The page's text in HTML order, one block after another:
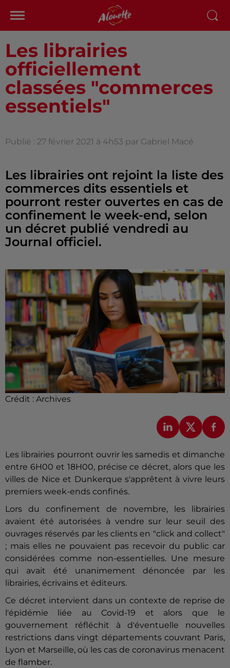
Les librairies
officiellement
classées "commerces
essentiels"
Publié : 27 février 2021 à 4h53 par Gabriel Macé
Les librairies ont rejoint la liste des
commerces dits essentiels et
pourront rester ouvertes en cas de
confinement le week-end, selon
un décret publié vendredi au
Journal officiel.
Crédit : Archives
Les librairies pourront ouvrir les samedis et dimanche
entre 6H00 et 18H00, précise ce décret, alors que les
villes de Nice et Dunkerque s'apprêtent à vivre leurs
premiers week-ends confinés.
Lors du confinement de novembre, les librairies
avaient été autorisées à vendre sur leur seuil des
ouvrages réservés par les clients en "click and collect"
; mais elles ne pouvaient pas recevoir du public car
considérées comme non-essentielles. Une mesure
qui avait été unanimement dénoncée par les
librairies, écrivains et éditeurs.
Ce décret intervient dans un contexte de reprise de
l'épidémie liée au Covid-19 et alors que le
gouvernement réfléchit à d'éventuelle nouvelles
restrictions dans vingt départements couvrant Paris,
Lyon et Marseille, où les cas de coronavirus menacent
de flamber.